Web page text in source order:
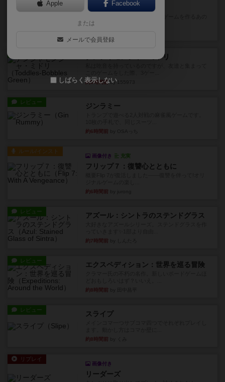
フィッシェン
人がデザイン。箱絵からもう...
ナンジャモンジャ・ミドリ
約5時間前by 155973
レビュー ジンラミー
約6時間前
ルール/インスト
画像付き 充実
フリップ７：復讐心とともに
約6時間前
レビュー アズール：シントラのステンドグラス
約7時間前
レビュー エクスペディション：世界を巡る冒険
約8時間前
レビュー スライプ
約8時間前
リプレイ
画像付き
リーダーズ
Apple Facebook
または
メールで会員登録
しばらく表示しない